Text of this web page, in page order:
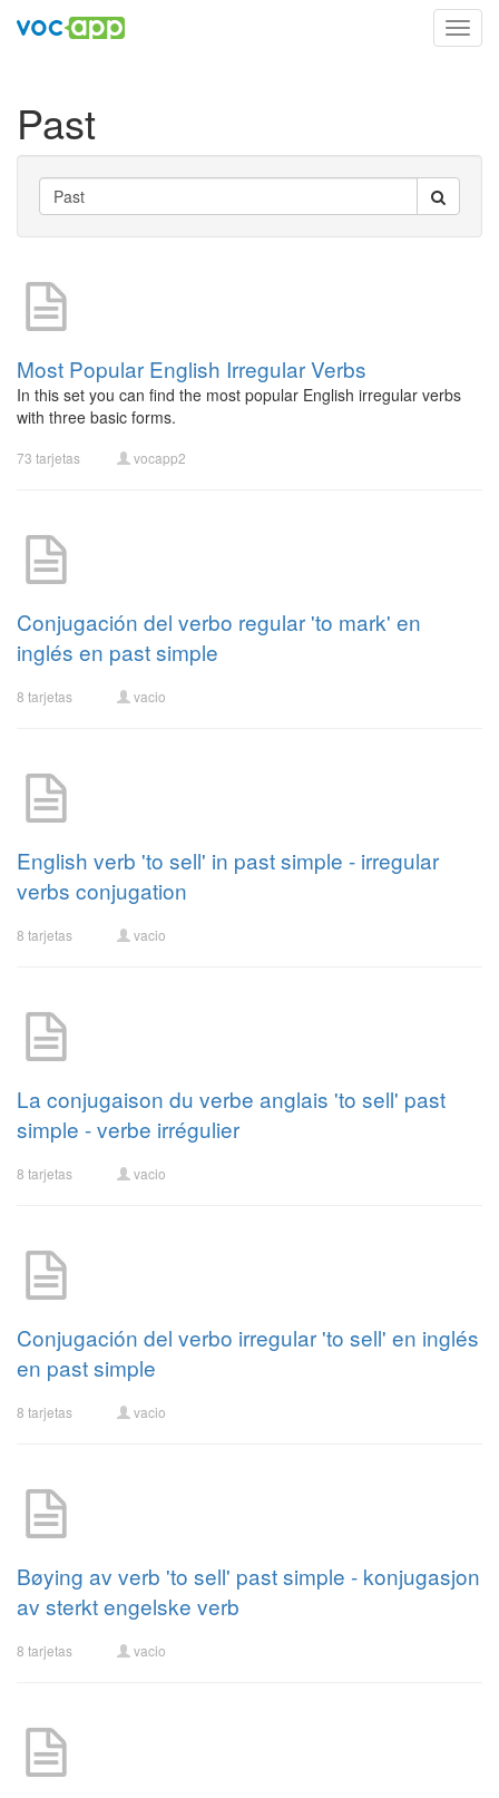
Past
Most Popular English Irregular Verbs
In this set you can find the most popular English irregular verbs
with three basic forms.
73 tarjetas vocapp2
Conjugación del verbo regular 'to mark' en
inglés en past simple
8 tarjetas vacio
English verb 'to sell' in past simple - irregular
verbs conjugation
8 tarjetas vacio
La conjugaison du verbe anglais 'to sell' past
simple - verbe irrégulier
8 tarjetas vacio
Conjugación del verbo irregular 'to sell' en inglés
en past simple
8 tarjetas vacio
Bøying av verb 'to sell' past simple - konjugasjon
av sterkt engelske verb
8 tarjetas vacio